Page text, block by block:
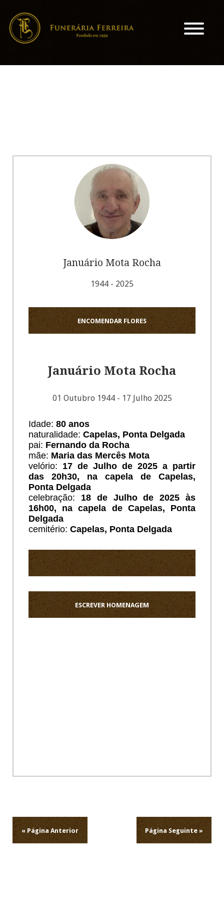
Januário Mota Rocha
1944 - 2025
ENCOMENDAR FLORES
Januário Mota Rocha
01 Outubro 1944 - 17 Julho 2025
Idade: 80 anos
naturalidade: Capelas, Ponta Delgada
pai: Fernando da Rocha
mãe: Maria das Mercês Mota
velório: 17 de Julho de 2025 a partir
das 20h30, na capela de Capelas,
Ponta Delgada
celebração: 18 de Julho de 2025 às
16h00, na capela de Capelas, Ponta
Delgada
cemitério: Capelas, Ponta Delgada
ESCREVER HOMENAGEM
de
artigos
Página Seguinte »
« Página Anterior